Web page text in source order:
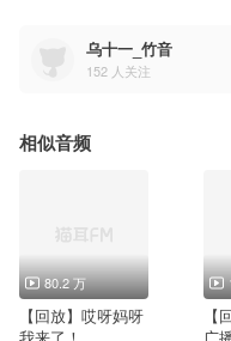
乌十一_竹音
152 人关注
相似音频
80.2 万
【回放】哎呀妈呀
【